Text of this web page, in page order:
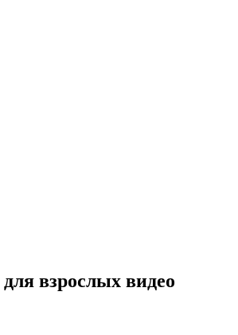
взрослых видео